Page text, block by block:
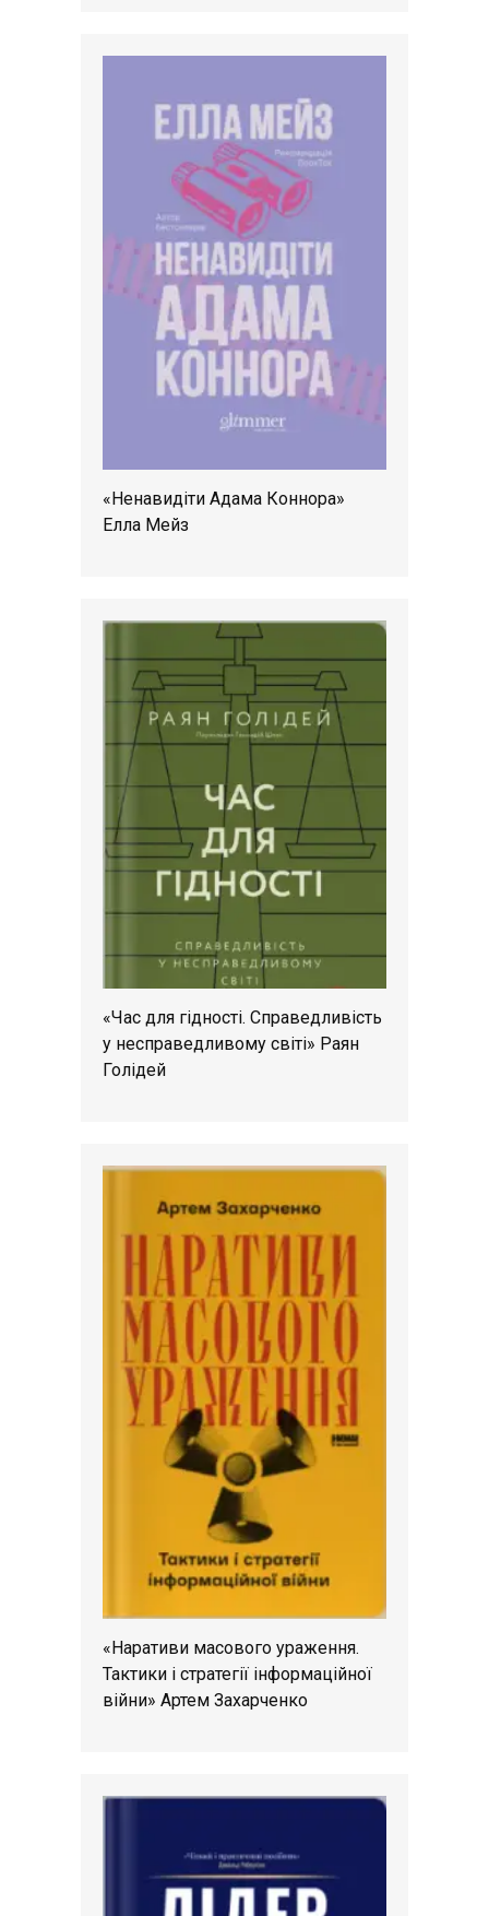
«Ненавидіти Адама Коннора»
Елла Мейз
«Час для гідності. Справедливість
у несправедливому світі» Раян
Голідей
«Наративи масового ураження.
Тактики і стратегії інформаційної
війни» Артем Захарченко